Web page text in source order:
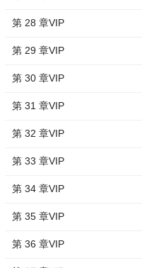
第 28 章VIP
第 29 章VIP
第 30 章VIP
第 31 章VIP
第 32 章VIP
第 33 章VIP
第 34 章VIP
第 35 章VIP
第 36 章VIP